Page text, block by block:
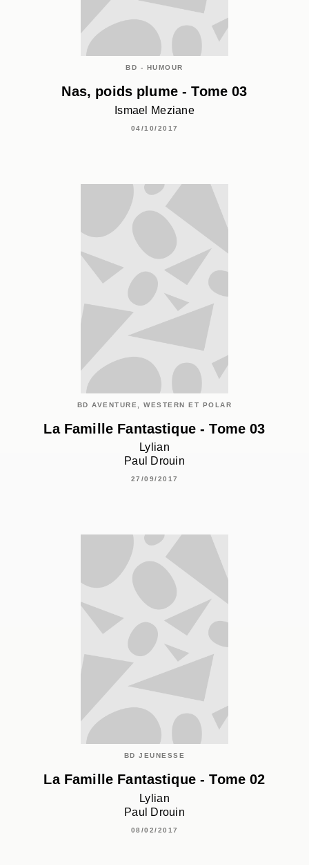
BD - HUMOUR
Nas, poids plume - Tome 03
Ismael Meziane
04/10/2017
BD AVENTURE, WESTERN ET POLAR
La Famille Fantastique - Tome 03
Lylian
Paul Drouin
27/09/2017
BD JEUNESSE
La Famille Fantastique - Tome 02
Lylian
Paul Drouin
08/02/2017